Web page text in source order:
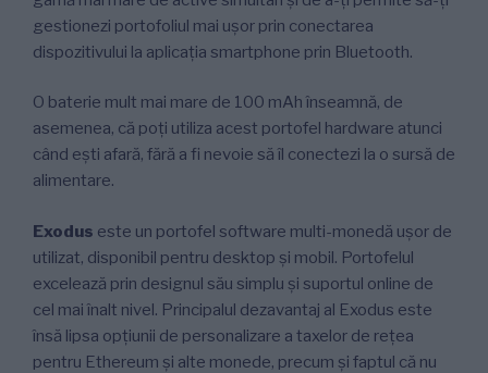
gestionezi portofoliul mai ușor prin conectarea
dispozitivului la aplicația smartphone prin Bluetooth.
O baterie mult mai mare de 100 mAh înseamnă, de
asemenea, că poți utiliza acest portofel hardware atunci
când ești afară, fără a fi nevoie să îl conectezi la o sursă de
alimentare.
Exodus este un portofel software multi-monedă ușor de
utilizat, disponibil pentru desktop și mobil. Portofelul
excelează prin designul său simplu și suportul online de
cel mai înalt nivel. Principalul dezavantaj al Exodus este
însă lipsa opțiunii de personalizare a taxelor de rețea
pentru Ethereum și alte monede, precum și faptul că nu